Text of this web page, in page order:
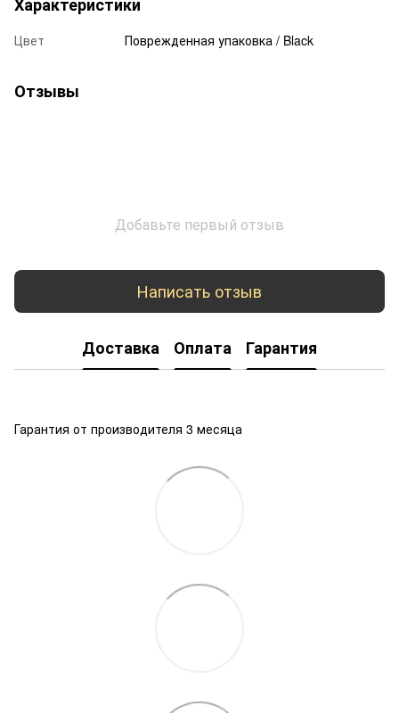
Цвет Поврежденная упаковка / Black
Отзывы
Добавьте первый отзыв
Написать отзыв
Доставка Оплата Гарантия
Гарантия от производителя 3 месяца